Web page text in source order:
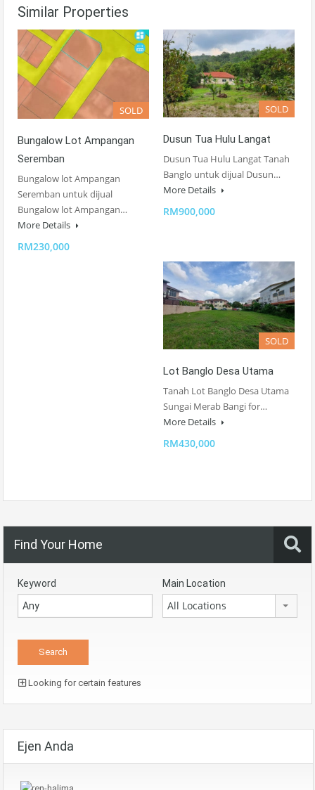
Similar Properties
SOLD
Bungalow Lot Ampangan
Seremban
Bungalow lot Ampangan
Seremban untuk dijual
Bungalow lot Ampangan…
More Details
RM230,000
SOLD
Dusun Tua Hulu Langat
Dusun Tua Hulu Langat Tanah
Banglo untuk dijual Dusun…
More Details
RM900,000
SOLD
Lot Banglo Desa Utama
Tanah Lot Banglo Desa Utama
Sungai Merab Bangi for…
More Details
RM430,000
Find Your Home
Keyword Main Location
All Locations
Looking for certain features
Ejen Anda